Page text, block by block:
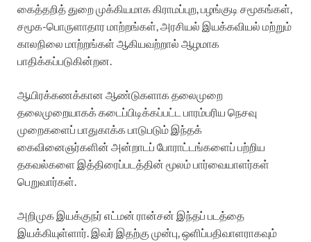
கைத்தறித் துறை முக்கியமாக கிராமப்புற, பழங்குடி சமூகங்கள்,
சமூக-பொருளாதார மாற்றங்கள், அரசியல் இயக்கவியல் மற்றும்
காலநிலை மாற்றங்கள் ஆகியவற்றால் ஆழமாக
பாதிக்கப்படுகின்றன.
ஆயிரக்கணக்கான ஆண்டுகளாக தலைமுறை
தலைமுறையாகக் கடைப்பிடிக்கப்பட்ட பாரம்பரிய நெசவு
முறைகளைப் பாதுகாக்க பாடுபடும் இந்தக்
கைவினைஞர்களின் அன்றாடப் போராட்டங்களைப் பற்றிய
தகவல்களை இத்திரைப்படத்தின் மூலம் பார்வையாளர்கள்
பெறுவார்கள்.
அறிமுக இயக்குநர் எட்மன் ரான்சன் இந்தப் படத்தை
இயக்கியுள்ளார். இவர் இதற்கு முன்பு, ஒளிப்பதிவாளராகவும்